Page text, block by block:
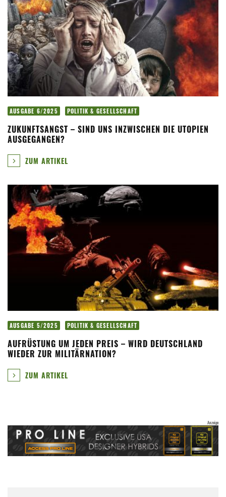
AUSGABE 6/2025 POLITIK & GESELLSCHAFT
ZUKUNFTSANGST – SIND UNS INZWISCHEN DIE UTOPIEN
AUSGEGANGEN?
ZUM ARTIKEL
AUSGABE 5/2025 POLITIK & GESELLSCHAFT
AUFRÜSTUNG UM JEDEN PREIS – WIRD DEUTSCHLAND
WIEDER ZUR MILITÄRNATION?
ZUM ARTIKEL